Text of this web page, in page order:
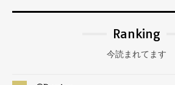
Ranking
今読まれてます